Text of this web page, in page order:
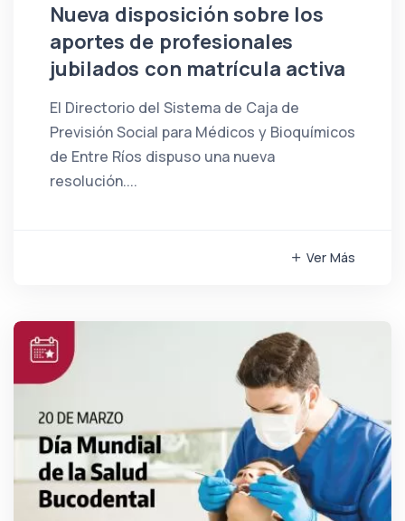
Nueva disposición sobre los
aportes de profesionales
jubilados con matrícula activa
El Directorio del Sistema de Caja de
Previsión Social para Médicos y Bioquímicos
de Entre Ríos dispuso una nueva
resolución....
Ver Más